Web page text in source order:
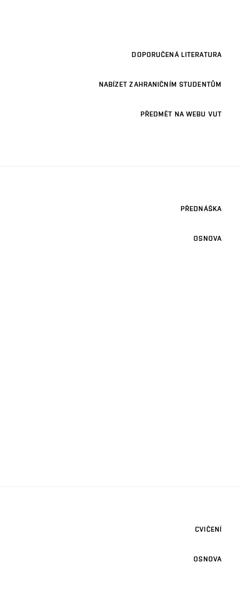
DOPORUČENÁ LITERATURA
NABÍZET ZAHRANIČNÍM STUDENTŮM
PŘEDMĚT NA WEBU VUT
PŘEDNÁŠKA
OSNOVA
CVIČENÍ
OSNOVA